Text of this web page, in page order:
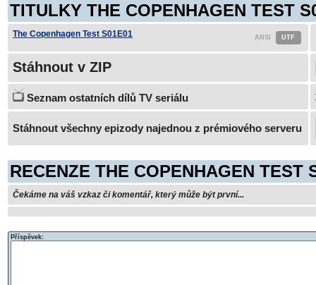
TITULKY THE COPENHAGEN TEST
The Copenhagen Test S01E01
Stáhnout v ZIP
Seznam ostatních dílů TV seriálu
Stáhnout všechny epizody najednou z prémiového serveru
RECENZE THE COPENHAGEN TEST
Čekáme na váš vzkaz či komentář, který může být první...
Příspěvek: